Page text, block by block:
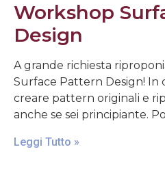
Workshop
Design
A grande richiesta
Surface Pattern Design! In
creare pattern originali e
anche se sei principiante.
Leggi Tutto »